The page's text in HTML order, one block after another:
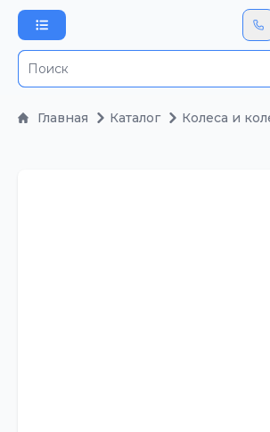
Главная Каталог Колеса и